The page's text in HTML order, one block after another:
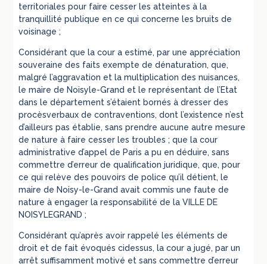
territoriales pour faire cesser les atteintes à la
tranquillité publique en ce qui concerne les bruits de
voisinage ;
Considérant que la cour a estimé, par une appréciation
souveraine des faits exempte de dénaturation, que,
malgré l’aggravation et la multiplication des nuisances,
le maire de Noisyle-Grand et le représentant de l’Etat
dans le département s’étaient bornés à dresser des
procèsverbaux de contraventions, dont l’existence n’est
d’ailleurs pas établie, sans prendre aucune autre mesure
de nature à faire cesser les troubles ; que la cour
administrative d’appel de Paris a pu en déduire, sans
commettre d’erreur de qualification juridique, que, pour
ce qui relève des pouvoirs de police qu’il détient, le
maire de Noisy-le-Grand avait commis une faute de
nature à engager la responsabilité de la VILLE DE
NOISYLEGRAND ;
Considérant qu’après avoir rappelé les éléments de
droit et de fait évoqués cidessus, la cour a jugé, par un
arrêt suffisamment motivé et sans commettre d’erreur